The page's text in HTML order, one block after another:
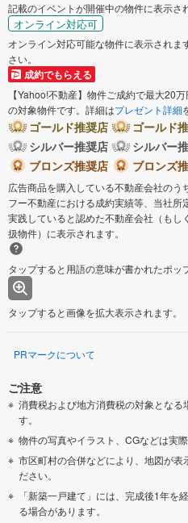
記載のイベントが開催中の物件に表示さ
オンライン対応可
オンライン対応可能な物件に表示されま
さい。
成約でもらえる
【Yahoo!不動産】物件ご成約で最大20
の対象物件です。詳細はプレゼント詳細
ゴールド推奨店
ゴールド
シルバー推奨店
シルバー
ブロンズ推奨店
ブロンズ
広告商品を購入している不動産会社の
フー不動産における成約実績等、当社
実践していると認めた不動産会社（もし
扱物件）に表示されます。
タップすると用語の意味が書かれたポッ
タップすると画像を拡大表示されます。
PRマークについて
ご注意
消費税および地方消費税の対象となる
す。
物件の写真やイラスト、CGなどは実
市区町村の合併などにより、地図が表
ださい。
「新築一戸建て」には、完成後1年を
る場合があります。